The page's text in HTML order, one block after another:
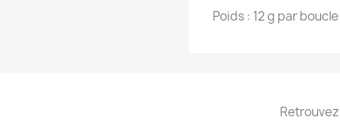
Poids : 12 g par boucle